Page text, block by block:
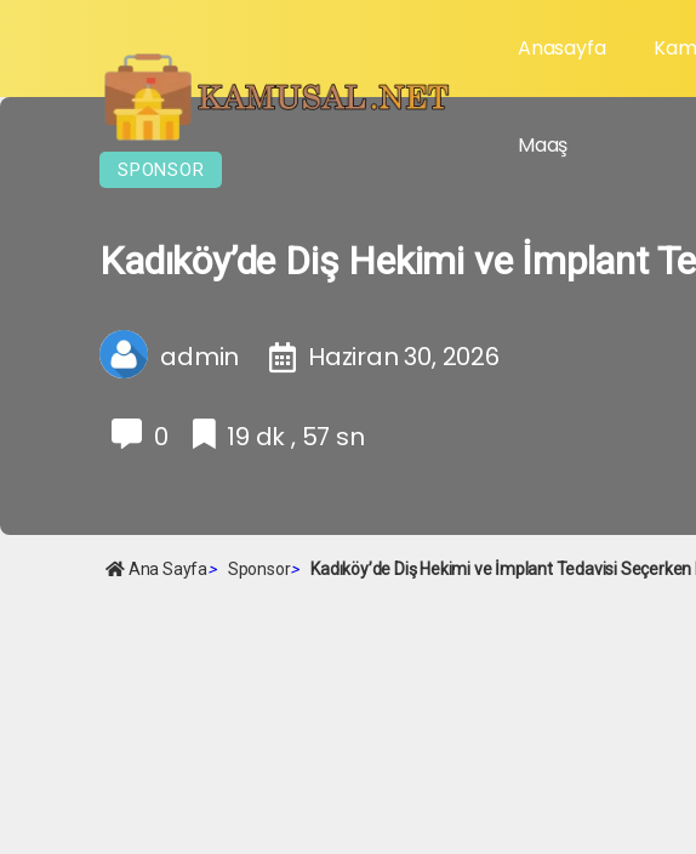
Anasayfa
Maaş
SPONSOR
Kadıköy’de Diş Hekimi ve İmplant
admin Haziran 30, 2026
0 19 dk , 57 sn
Ana Sayfa> Sponsor> Kadıköy’de Diş Hekimi ve İmplant Tedavisi